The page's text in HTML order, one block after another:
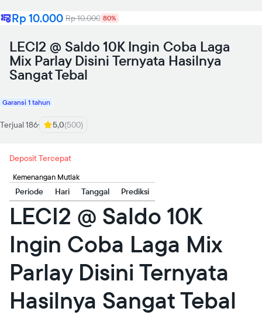
Rp 10.000 Rp 10.000 80%
LECI2 @ Saldo 10K Ingin Coba Laga
Mix Parlay Disini Ternyata Hasilnya
Sangat Tebal
Garansi 1 tahun
Terjual 186 5,0(500)
Deposit Tercepat
Kemenangan Mutlak
Periode Hari Tanggal Prediksi
LECI2 @ Saldo 10K
Ingin Coba Laga Mix
Parlay Disini Ternyata
Hasilnya Sangat Tebal